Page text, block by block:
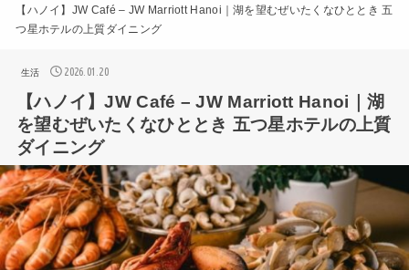
【ハノイ】JW Café – JW Marriott Hanoi｜湖を望むぜいたくなひととき 五
つ星ホテルの上質ダイニング
生活 2026.01.20
【ハノイ】JW Café – JW Marriott Hanoi｜湖
を望むぜいたくなひととき 五つ星ホテルの上質
ダイニング